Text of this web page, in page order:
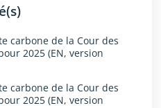
carbone de la Cour des
2025 (EN, version
carbone de la Cour des
2025 (EN, version